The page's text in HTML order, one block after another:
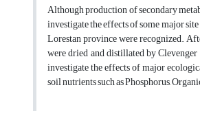
Although production of secondary
investigate the effects of some major
Lorestan province were recognized.
were dried and distillated by
investigate the effects of major
soil nutrients such as Phosphorus,